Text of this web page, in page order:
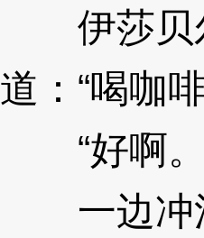
伊莎贝尔
道：“喝咖
“好啊。
一边冲泡